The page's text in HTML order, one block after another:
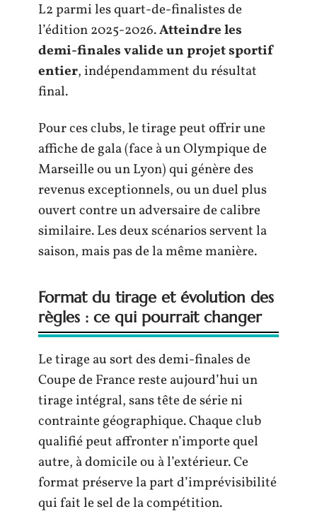
L2 parmi les quart-de-finalistes de
l’édition 2025-2026.Atteindre les
demi-finales valide un projet sportif
entier, indépendamment du résultat
final.
Pour ces clubs, le tirage peut offrir une
affiche de gala (face à un Olympique de
Marseille ou un Lyon) qui génère des
revenus exceptionnels, ou un duel plus
ouvert contre un adversaire de calibre
similaire. Les deux scénarios servent la
saison, mais pas de la même manière.
Format du tirage et évolution des
règles : ce qui pourrait changer
Le tirage au sort des demi-finales de
Coupe de France reste aujourd’hui un
tirage intégral, sans tête de série ni
contrainte géographique. Chaque club
qualifié peut affronter n’importe quel
autre, à domicile ou à l’extérieur. Ce
format préserve la part d’imprévisibilité
qui fait le sel de la compétition.